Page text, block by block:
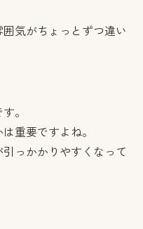
気がちょっとずつ違い
。
重要ですよね。
っかかりやすくなって